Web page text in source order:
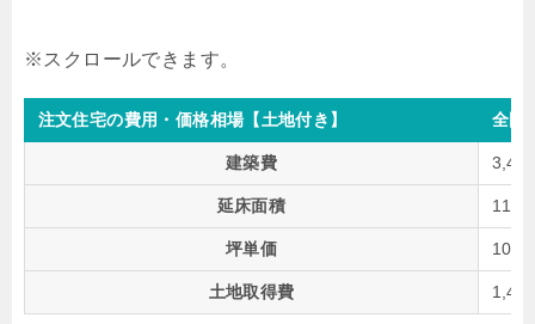
注文住宅の費用・価格相場【土地付き】 全国
建築費
延床面積
坪単価
土地取得費